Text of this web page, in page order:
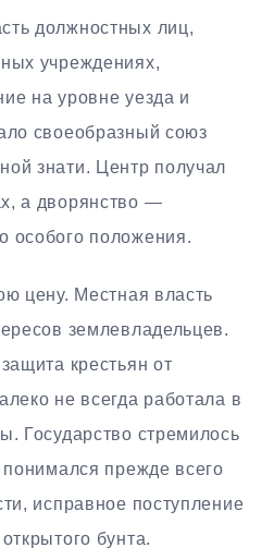
должностных лиц,
учреждениях,
на уровне уезда и
своеобразный союз
знати. Центр получал
а дворянство —
особого положения.
цену. Местная власть
землевладельцев.
крестьян от
не всегда работала в
Государство стремилось
понимался прежде всего
исправное поступление
бунта.